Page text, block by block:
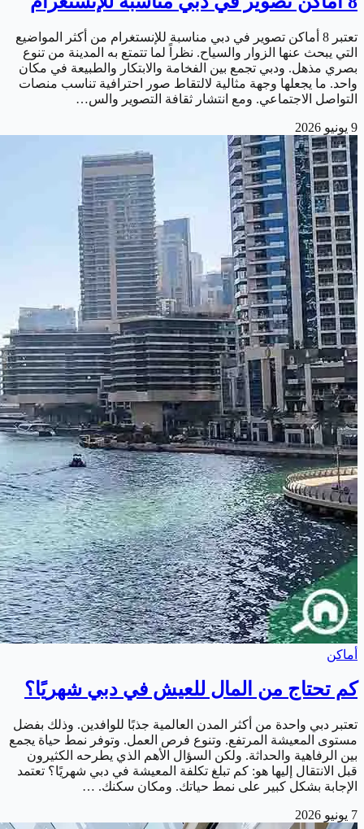
تعتبر 8 أماكن تصوير في دبي مناسبة للإنستغرام من أكثر المواضيع
التي يبحث عنها الزوار والسياح. نظراً لما تتمتع به المدينة من تنوع
بصري مذهل. ودبي تجمع بين الفخامة والابتكار والطبيعة في مكان
واحد. ما يجعلها وجهة مثالية لالتقاط صور احترافية تناسب منصات
التواصل الاجتماعي. ومع انتشار ثقافة التصوير والس…
9 يونيو 2026
أماكن
كم تحتاج من المال للعيش في دبي شهريًا؟
تعتبر دبي واحدة من أكثر المدن العالمية جذبًا للوافدين. وذلك بفضل
مستوى المعيشة المرتفع. وتنوع فرص العمل. وتوفر نمط حياة يجمع
بين الرفاهية والحداثة. ولكن السؤال الأهم الذي يطرحه الكثيرون
قبل الانتقال إليها هو: كم تبلغ تكلفة المعيشة في دبي شهريًا؟ تعتمد
الإجابة بشكل كبير على نمط حياتك. ومكان سكنك. …
7 يونيو 2026